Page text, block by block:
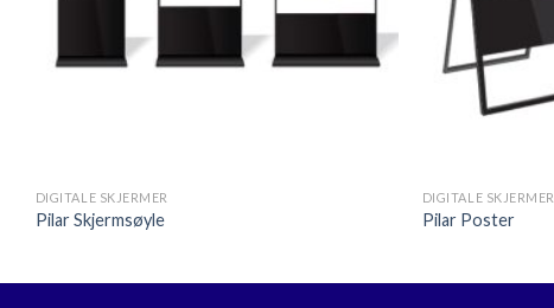
DIGITALE SKJERMER
Pilar Skjermsøyle
DIGITALE SKJERMER
Pilar Poster